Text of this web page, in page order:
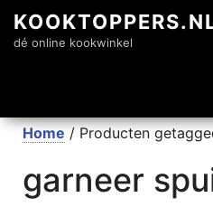
dé online kookwinkel
Home / Producten
garneer